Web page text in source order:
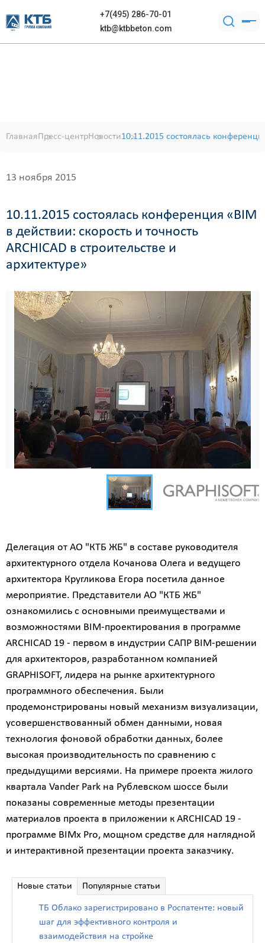
+7(495) 286-70-01
ktb@ktbbeton.com
ГлавнаяПресс-центрНовости10.11.2015 состоялась
13 ноября 2015
10.11.2015 состоялась конференция «BIM
в действии: скорость и точность
ARCHICAD в строительстве и
архитектуре»
Делегация от АО "КТБ ЖБ" в составе руководителя
архитектурного отдела Кочанова Олега и ведущего
архитектора Кругликова Егора посетила данное
мероприятие. Представители АО "КТБ ЖБ"
ознакомились с основными преимуществами и
возможностями BIM-проектирования в программе
ARCHICAD 19 - первом в индустрии САПР BIM-решении
для архитекторов, разработанном компанией
GRAPHISOFT, лидера на рынке архитектурного
программного обеспечения. Были
продемонстрированы новый механизм визуализации,
усовершенствованный обмен данными, новая
технология фоновой обработки данных, более
высокая производительность по сравнению с
предыдущими версиями. На примере проекта жилого
квартала Vander Park на Рублевском шоссе были
показаны современные методы презентации
материалов проекта в приложении к ARCHICAD 19 -
программе BIMx Pro, мощном средстве для наглядной
и интерактивной презентации проекта заказчику.
Новые статьи Популярные статьи
ТБ Облако зарегистрировано в Роспатенте: новый
шаг для эффективного контроля и
взаимодействия на стройке